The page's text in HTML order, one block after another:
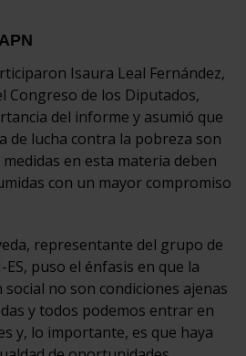
Isaura Leal Fernández,
Congreso de los Diputados,
del informe y asumió que
de lucha contra la pobreza son
en esta materia deben
con un mayor compromiso
representante del grupo de
puso el énfasis en que la
no son condiciones ajenas
y todos podemos entrar en
y, lo importante, es que haya